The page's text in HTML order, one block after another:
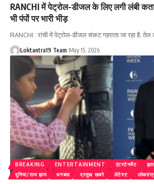
RANCHI में पेट्रोल-डीजल के लिए लगी लंबी
भी पंपों पर भारी भीड़
RANCHI : रांची में पेट्रोल-डीजल संकट गहराता जा रहा है. तेल
Loktantra19 Team May 15, 2026
BREAKING ENTERTAINMENT एंटरटेनमेंट
दुनिया/ताम झाम
धनबाद प्रमुख खबरे लेटेस्ट